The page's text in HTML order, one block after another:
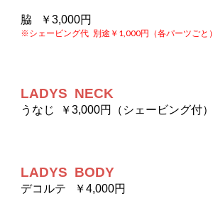
脇   ￥3,000円
※シェービング代   別途￥1,000円（各パーツごと）
LADYS  NECK
うなじ  ￥3,000円 （ シェービング付）
LADYS  BODY
デコルテ   ￥4,000円